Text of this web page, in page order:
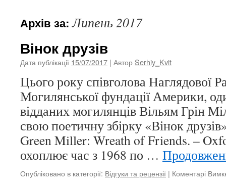
Архів за:Липень 2017
Вінок друзів
Дата публікації 15/07/2017 | Автор Serhiy_Kvit
Цього року співголова Наглядової
Могилянської фундації Америки,
відданих могилянців Вільям Грін
свою поетичну збірку «Вінок
Green Miller: Wreath of Friends. –
охоплює час з 1968 по …
Опубліковано в категорії: Відгуки та рецензії | Коментарі